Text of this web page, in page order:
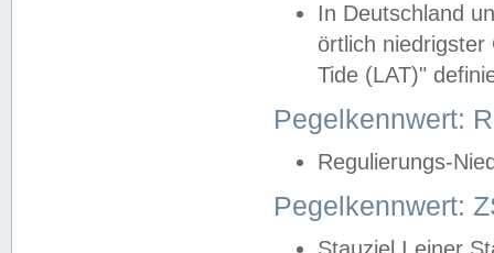
In Deutschland
örtlich
Tide (LAT)"
Pegelkennwert:
Regulierungs-
Pegelkennwert: